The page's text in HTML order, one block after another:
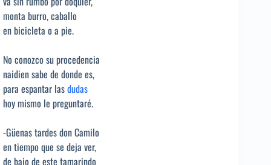
monta burro, caballo
en bicicleta o a pie.
No conozco su procedencia
naidien sabe de donde es,
para espantar lasdudas
hoy mismo le preguntaré.
-Güenas tardes don Camilo
en tiempo que se deja ver,
de bajo de este tamarindo